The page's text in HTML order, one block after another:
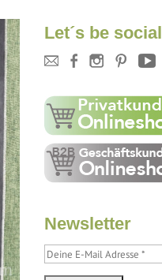
Let´s be social
Newsletter